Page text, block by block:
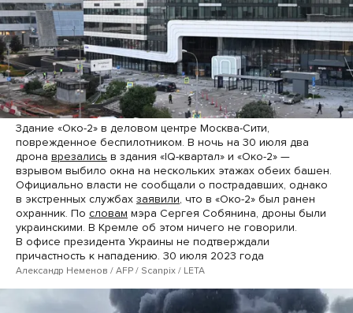
Здание «Око-2» в деловом центре Москва-Сити,
поврежденное беспилотником. В ночь на 30 июля два
дрона врезались в здания «IQ-квартал» и «Око-2» —
взрывом выбило окна на нескольких этажах обеих башен.
Официально власти не сообщали о пострадавших, однако
в экстренных службах заявили, что в «Око-2» был ранен
охранник. По словам мэра Сергея Собянина, дроны были
украинскими. В Кремле об этом ничего не говорили.
В офисе президента Украины не подтверждали
причастность к нападению. 30 июля 2023 года
Александр Неменов / AFP / Scanpix / LETA